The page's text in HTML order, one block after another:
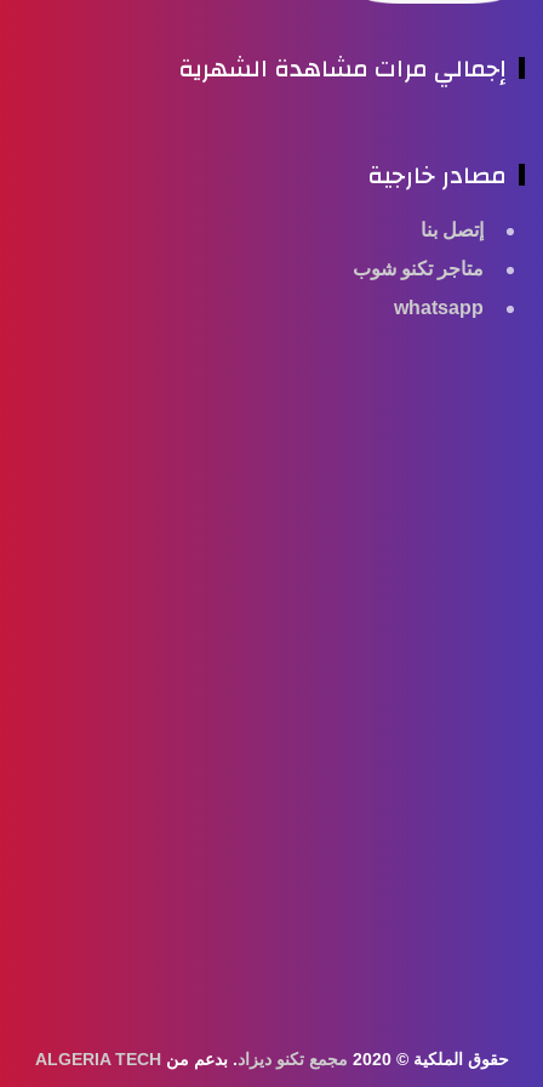
إجمالي مرات مشاهدة الشهرية
مصادر خارجية
إتصل بنا
متاجر تكنو شوب
whatsapp
الملكية © 2020 مجمع تكنو ديزاد . بدعم منALGERIA TECH